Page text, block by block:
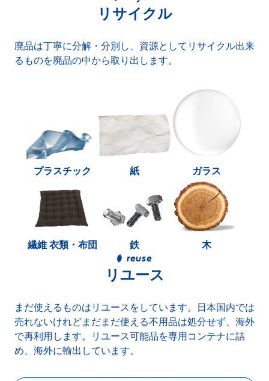
リサイクル
廃品は丁寧に分解・分別し、資源としてリサイクル出来
るものを廃品の中から取り出します。
プラスチック 紙 ガラス
繊維 衣類・布団 鉄 木
リユース
まだ使えるものはリユースをしています。日本国内では
売れないけれどまだまだ使える不用品は処分せず、海外
で再利用します。リユース可能品を専用コンテナに詰
め、海外に輸出しています。